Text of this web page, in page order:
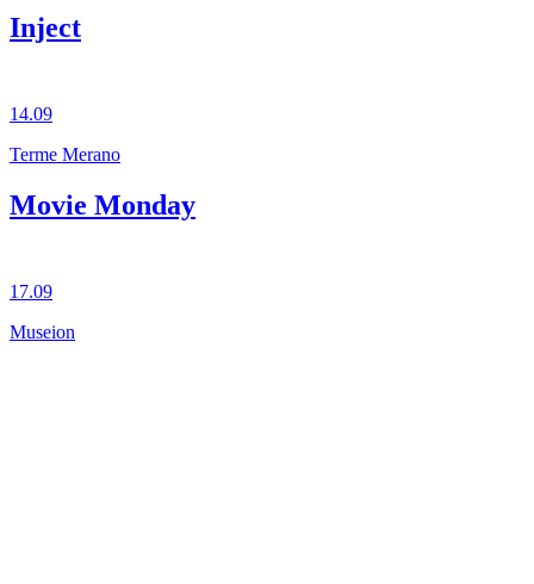
Inject
14.09
Terme Merano
Movie Monday
17.09
Museion